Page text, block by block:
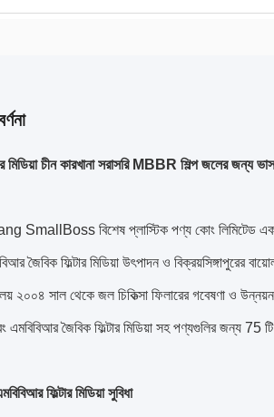
মিডিয়া চীন কারখানা সরাসরি MBBR শিল্প জলের জন্য
SmallBoss বিশেষ প্লাস্টিক পণ্য কোং লিমিটেড
জৈবিক ফিল্টার মিডিয়া উৎপাদন ও বিক্রয়সিঙ্গাপুরের
২০০৪ সাল থেকে জল চিকিত্সা ফিলারের গবেষণা ও
এমবিবিআর জৈবিক ফিল্টার মিডিয়া সহ পণ্যগুলির জন্য 75 টি
ফিল্টার মিডিয়া সুবিধা